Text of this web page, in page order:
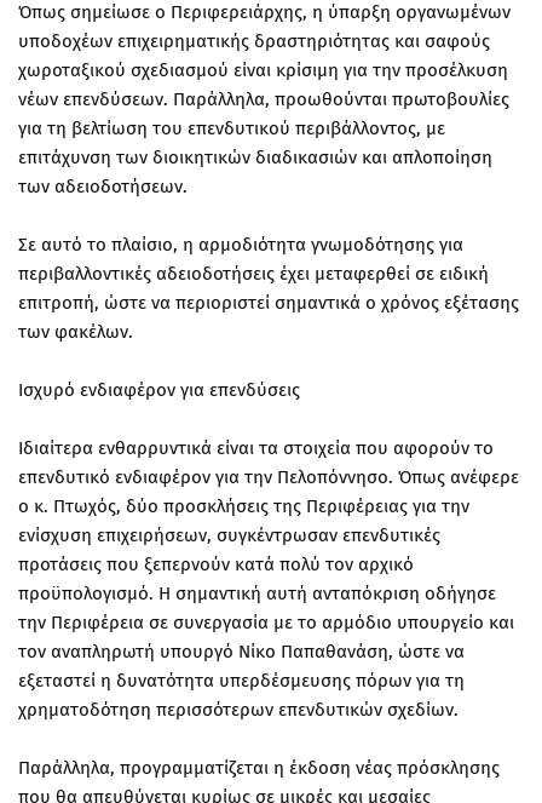
Όπως σημείωσε ο Περιφερειάρχης, η ύπαρξη οργανωμένων
υποδοχέων επιχειρηματικής δραστηριότητας και σαφούς
χωροταξικού σχεδιασμού είναι κρίσιμη για την προσέλκυση
νέων επενδύσεων. Παράλληλα, προωθούνται πρωτοβουλίες
για τη βελτίωση του επενδυτικού περιβάλλοντος, με
επιτάχυνση των διοικητικών διαδικασιών και απλοποίηση
των αδειοδοτήσεων.
Σε αυτό το πλαίσιο, η αρμοδιότητα γνωμοδότησης για
περιβαλλοντικές αδειοδοτήσεις έχει μεταφερθεί σε ειδική
επιτροπή, ώστε να περιοριστεί σημαντικά ο χρόνος εξέτασης
των φακέλων.
Ισχυρό ενδιαφέρον για επενδύσεις
Ιδιαίτερα ενθαρρυντικά είναι τα στοιχεία που αφορούν το
επενδυτικό ενδιαφέρον για την Πελοπόννησο. Όπως ανέφερε
ο κ. Πτωχός, δύο προσκλήσεις της Περιφέρειας για την
ενίσχυση επιχειρήσεων, συγκέντρωσαν επενδυτικές
προτάσεις που ξεπερνούν κατά πολύ τον αρχικό
προϋπολογισμό. Η σημαντική αυτή ανταπόκριση οδήγησε
την Περιφέρεια σε συνεργασία με το αρμόδιο υπουργείο και
τον αναπληρωτή υπουργό Νίκο Παπαθανάση, ώστε να
εξεταστεί η δυνατότητα υπερδέσμευσης πόρων για τη
χρηματοδότηση περισσότερων επενδυτικών σχεδίων.
Παράλληλα, προγραμματίζεται η έκδοση νέας πρόσκλησης
που θα απευθύνεται κυρίως σε μικρές και μεσαίες